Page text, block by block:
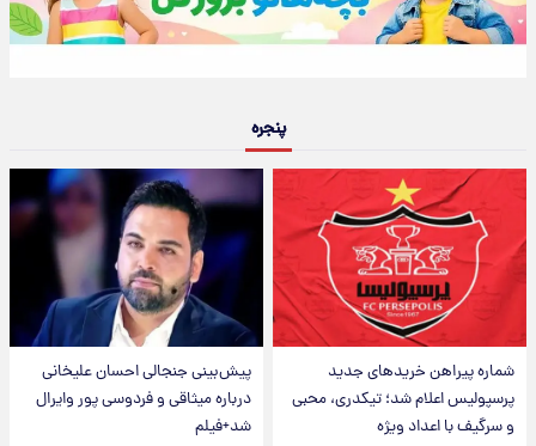
پنجره
شماره پیراهن خریدهای جدید
پرسپولیس اعلام شد؛ تیکدری، محبی
و سرگیف با اعداد ویژه
پیش‌بینی جنجالی احسان علیخانی
درباره میثاقی و فردوسی پور وایرال
شد+فیلم